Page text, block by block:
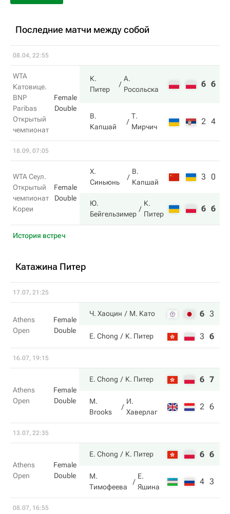
Последние матчи между собой
08.04, 22:55
WTA
Катовице.
BNP
Paribas
Открытый
чемпионат
Female
Double
К.
Питер
А.
Росольска
6 6
В.
Капшай
Т.
Мирчич
2 4
18.09, 07:05
WTA Сеул.
Открытый
чемпионат
Кореи
Female
Double
Х.
Синьюнь
В.
Капшай
3 0
Ю.
Бейгельзимер
К.
Питер
6 6
История встреч
Катажина Питер
17.07, 21:25
Athens
Open
Female
Double
Ч. Хаоцин М. Като 6 3
E. Chong К. Питер 3 6 5
16.07, 19:15
Athens
Open
Female
Double
E. Chong К. Питер 6 7
M.
Brooks
И.
Хаверлаг
2 6
13.07, 22:35
Athens
Open
Female
Double
E. Chong К. Питер 6 6
М.
Тимофеева
Е.
Яшина
4 3
08.07, 16:55